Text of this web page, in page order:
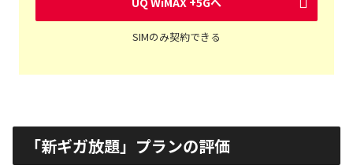
SIMのみ契約できる
「新ギガ放題」プランの評価